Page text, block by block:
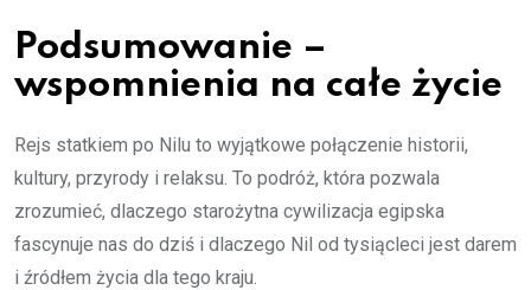
Podsumowanie –
wspomnienia na całe życie
Rejs statkiem po Nilu to wyjątkowe połączenie historii,
kultury, przyrody i relaksu. To podróż, która pozwala
zrozumieć, dlaczego starożytna cywilizacja egipska
fascynuje nas do dziś i dlaczego Nil od tysiącleci jest darem
i źródłem życia dla tego kraju.